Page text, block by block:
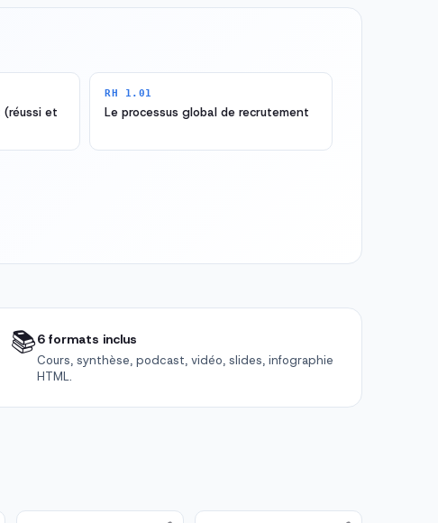
et
RH 1.01
Le processus global de recrutement
📚6 formats inclus
Cours, synthèse, podcast, vidéo, slides, infographie
HTML.